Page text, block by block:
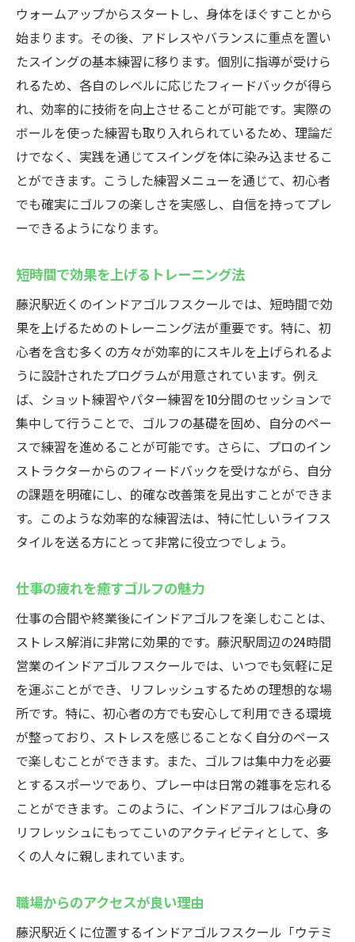
ウォームアップからスタートし、身体をほぐすことから
始まります。その後、アドレスやバランスに重点を置い
たスイングの基本練習に移ります。個別に指導が受けら
れるため、各自のレベルに応じたフィードバックが得ら
れ、効率的に技術を向上させることが可能です。実際の
ボールを使った練習も取り入れられているため、理論だ
けでなく、実践を通じてスイングを体に染み込ませるこ
とができます。こうした練習メニューを通じて、初心者
でも確実にゴルフの楽しさを実感し、自信を持ってプレ
ーできるようになります。
短時間で効果を上げるトレーニング法
藤沢駅近くのインドアゴルフスクールでは、短時間で効
果を上げるためのトレーニング法が重要です。特に、初
心者を含む多くの方々が効率的にスキルを上げられるよ
うに設計されたプログラムが用意されています。例え
ば、ショット練習やパター練習を10分間のセッションで
集中して行うことで、ゴルフの基礎を固め、自分のペー
スで練習を進めることが可能です。さらに、プロのイン
ストラクターからのフィードバックを受けながら、自分
の課題を明確にし、的確な改善策を見出すことができま
す。このような効率的な練習法は、特に忙しいライフス
タイルを送る方にとって非常に役立つでしょう。
仕事の疲れを癒すゴルフの魅力
仕事の合間や終業後にインドアゴルフを楽しむことは、
ストレス解消に非常に効果的です。藤沢駅周辺の24時間
営業のインドアゴルフスクールでは、いつでも気軽に足
を運ぶことができ、リフレッシュするための理想的な場
所です。特に、初心者の方でも安心して利用できる環境
が整っており、ストレスを感じることなく自分のペース
で楽しむことができます。また、ゴルフは集中力を必要
とするスポーツであり、プレー中は日常の雑事を忘れる
ことができます。このように、インドアゴルフは心身の
リフレッシュにもってこいのアクティビティとして、多
くの人々に親しまれています。
職場からのアクセスが良い理由
藤沢駅近くに位置するインドアゴルフスクール「ウテミ